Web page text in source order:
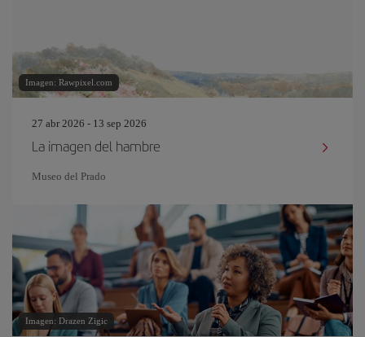
Imagen: Rawpixel.com
27 abr 2026 - 13 sep 2026
La imagen del hambre
Museo del Prado
Imagen: Drazen Zigic